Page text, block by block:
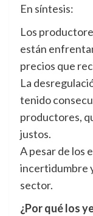
En síntesis:
Los
están
precios que
La
tenido
productores,
justos.
A pesar de los
incertidumbre
sector.
¿Por qué los